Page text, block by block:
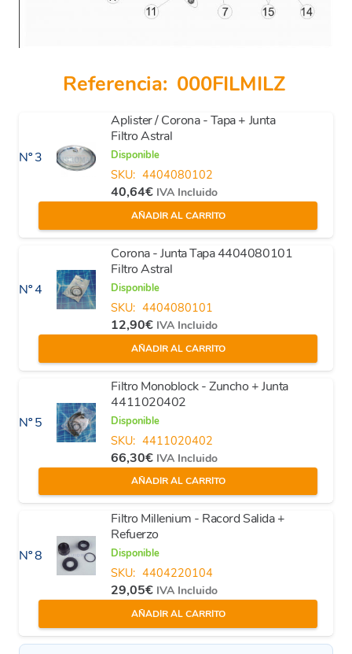
Referencia: 000FILMILZ
Nº 3
Aplister / Corona - Tapa + Junta
Filtro Astral
Disponible
SKU: 4404080102
40,64€ IVA Incluido
AÑADIR AL CARRITO
Nº 4
Corona - Junta Tapa 4404080101
Filtro Astral
Disponible
SKU: 4404080101
12,90€ IVA Incluido
AÑADIR AL CARRITO
Nº 5
Filtro Monoblock - Zuncho + Junta
4411020402
Disponible
SKU: 4411020402
66,30€ IVA Incluido
AÑADIR AL CARRITO
Nº 8
Filtro Millenium - Racord Salida +
Refuerzo
Disponible
SKU: 4404220104
29,05€ IVA Incluido
AÑADIR AL CARRITO